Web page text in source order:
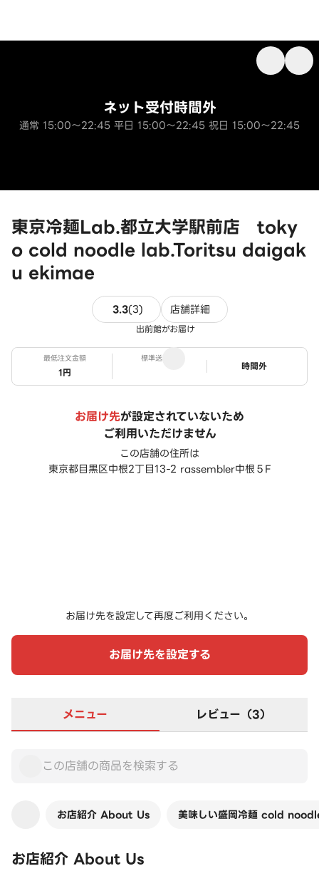
東京冷麺Lab.都立大学駅前店 toky
o cold noodle lab.Toritsu daigak
u ekimae
ネット受付時間外
通常 15:00～22:45 平日 15:00～22:45 祝日 15:00～22:45
3.3(3)3件のレビュー
店舗詳細
出前館がお届け
最低注文金額
1円
標準送料
ステータス
時間外
お届け先が設定されていないため
ご利用いただけません
この店舗の住所は
東京都目黒区中根2丁目13-2 rassembler中根５F
お届け先を設定して再度ご利用ください。
お届け先を設定する
メニュー レビュー（3）
お店紹介 About Us 美味しい盛岡冷麺 cold
お店紹介 About Us